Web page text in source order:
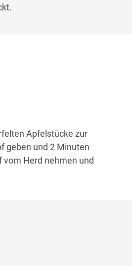
Apfelstücke zur
geben und 2 Minuten
vom Herd nehmen und